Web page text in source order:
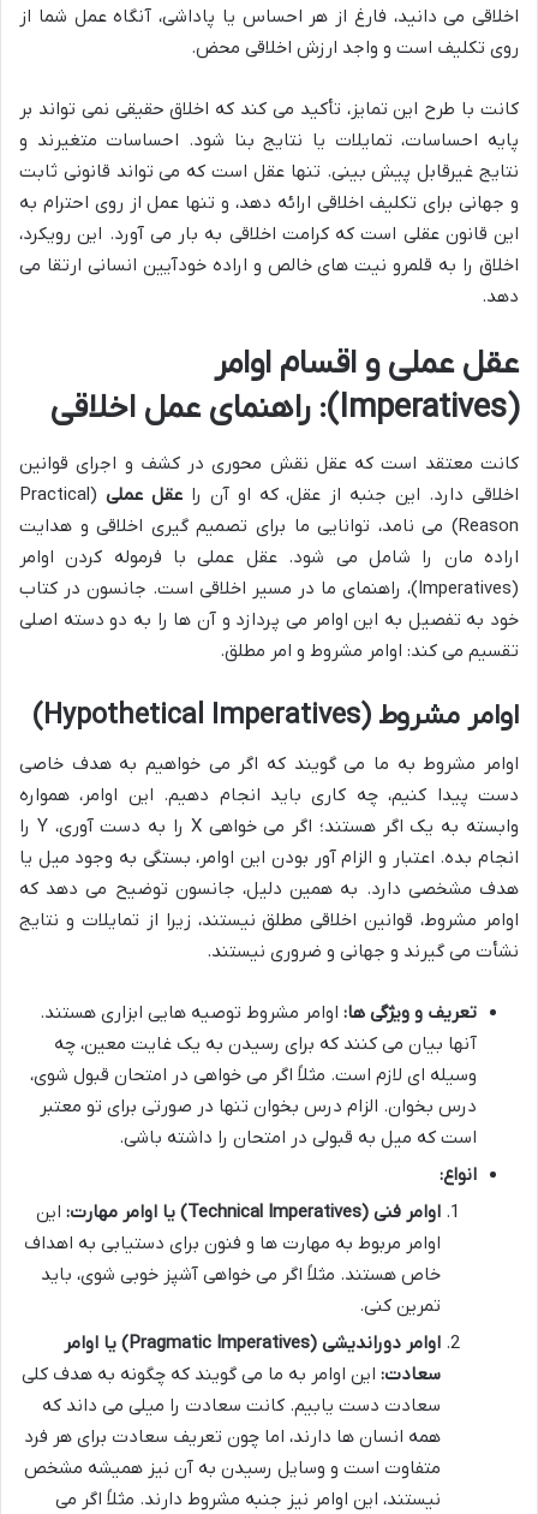
اخلاقی می دانید، فارغ از هر احساس یا پاداشی، آنگاه عمل شما از
روی تکلیف است و واجد ارزش اخلاقی محض.
کانت با طرح این تمایز، تأکید می کند که اخلاق حقیقی نمی تواند بر
پایه احساسات، تمایلات یا نتایج بنا شود. احساسات متغیرند و
نتایج غیرقابل پیش بینی. تنها عقل است که می تواند قانونی ثابت
و جهانی برای تکلیف اخلاقی ارائه دهد، و تنها عمل از روی احترام به
این قانون عقلی است که کرامت اخلاقی به بار می آورد. این رویکرد،
اخلاق را به قلمرو نیت های خالص و اراده خودآیین انسانی ارتقا می
دهد.
عقل عملی و اقسام اوامر
(Imperatives): راهنمای عمل اخلاقی
کانت معتقد است که عقل نقش محوری در کشف و اجرای قوانین
اخلاقی دارد. این جنبه از عقل، که او آن راعقل عملی
(Practical
Reason) می نامد، توانایی ما برای تصمیم گیری اخلاقی و هدایت
اراده مان را شامل می شود. عقل عملی با فرموله کردن اوامر
(Imperatives)، راهنمای ما در مسیر اخلاقی است. جانسون در کتاب
خود به تفصیل به این اوامر می پردازد و آن ها را به دو دسته اصلی
تقسیم می کند: اوامر مشروط و امر مطلق.
اوامر مشروط (Hypothetical Imperatives)
اوامر مشروط به ما می گویند که اگر می خواهیم به هدف خاصی
دست پیدا کنیم، چه کاری باید انجام دهیم. این اوامر، همواره
وابسته به یک اگر هستند؛ اگر می خواهی X را به دست آوری، Y را
انجام بده. اعتبار و الزام آور بودن این اوامر، بستگی به وجود میل یا
هدف مشخصی دارد. به همین دلیل، جانسون توضیح می دهد که
اوامر مشروط، قوانین اخلاقی مطلق نیستند، زیرا از تمایلات و نتایج
نشأت می گیرند و جهانی و ضروری نیستند.
تعریف و ویژگی ها: اوامر مشروط توصیه هایی ابزاری هستند.
آنها بیان می کنند که برای رسیدن به یک غایت معین، چه
وسیله ای لازم است. مثلاً اگر می خواهی در امتحان قبول شوی،
درس بخوان. الزام درس بخوان تنها در صورتی برای تو معتبر
است که میل به قبولی در امتحان را داشته باشی.
انواع:
اوامر فنی (Technical Imperatives) یا اوامر مهارت:
این
اوامر مربوط به مهارت ها و فنون برای دستیابی به اهداف
خاص هستند. مثلاً اگر می خواهی آشپز خوبی شوی، باید
تمرین کنی.
اوامر دوراندیشی (Pragmatic Imperatives) یا اوامر
سعادت: این اوامر به ما می گویند که چگونه به هدف کلی
سعادت دست یابیم. کانت سعادت را میلی می داند که
همه انسان ها دارند، اما چون تعریف سعادت برای هر فرد
متفاوت است و وسایل رسیدن به آن نیز همیشه مشخص
نیستند، این اوامر نیز جنبه مشروط دارند. مثلاً اگر می